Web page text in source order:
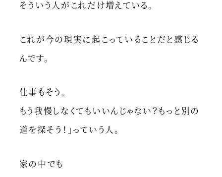
そういう人がこれだけ増えている。
これが今の現実に起こっていることだと感じる
んです。
仕事もそう。
もう我慢しなくてもいいんじゃない？もっと別の
道を探そう！」っていう人。
家の中でも